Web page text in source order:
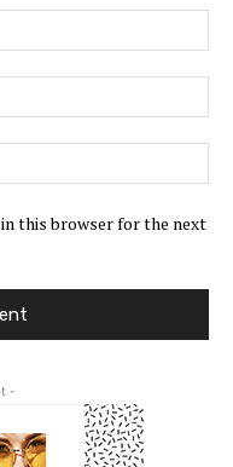
in this browser for the next
-